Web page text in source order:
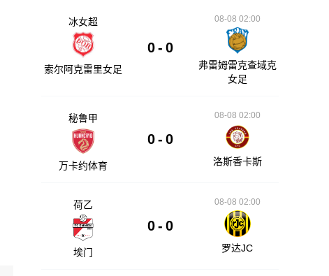
冰女超
索尔阿克雷里女足
0 - 0
08-08 02:00
弗雷姆雷克查域克
女足
秘鲁甲
万卡约体育
0 - 0
08-08 02:00
洛斯香卡斯
荷乙
埃门
0 - 0
08-08 02:00
罗达JC